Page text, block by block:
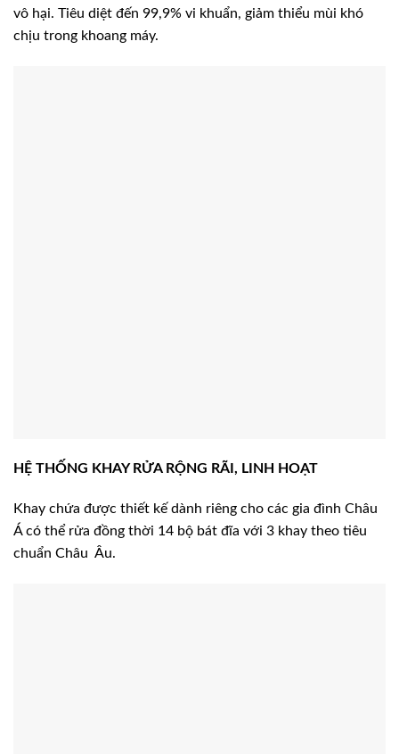
vô hại. Tiêu diệt đến 99,9% vi khuẩn, giảm thiểu mùi khó
chịu trong khoang máy.
HỆ THỐNG KHAY RỬA RỘNG RÃI, LINH HOẠT
Khay chứa được thiết kế dành riêng cho các gia đình Châu
Á có thể rửa đồng thời 14 bộ bát đĩa với 3 khay theo tiêu
chuẩn Châu Âu.